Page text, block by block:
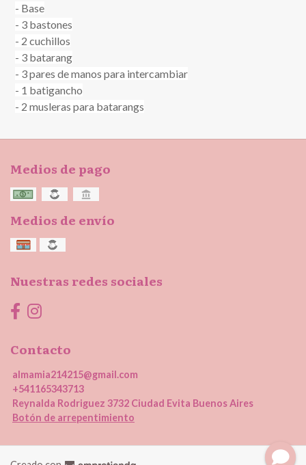
- Base
- 3 bastones
- 2 cuchillos
- 3 batarang
- 3 pares de manos para intercambiar
- 1 batigancho
- 2 musleras para batarangs
Medios de pago
Medios de envío
Nuestras redes sociales
Contacto
almamia214215@gmail.com
+541165343713
Reynalda Rodriguez 3732 Ciudad Evita Buenos Aires
Botón de arrepentimiento